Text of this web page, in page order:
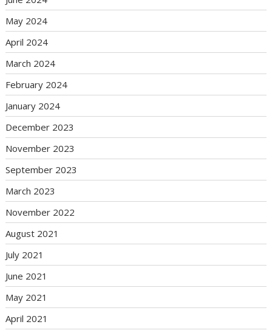
May 2024
April 2024
March 2024
February 2024
January 2024
December 2023
November 2023
September 2023
March 2023
November 2022
August 2021
July 2021
June 2021
May 2021
April 2021